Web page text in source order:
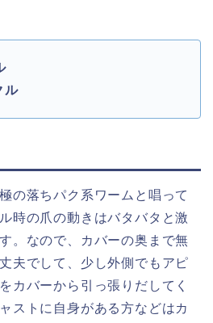
ル
の落ちパク系ワームと唱って
時の爪の動きはバタバタと激
。なので、カバーの奥まで無
夫でして、少し外側でもアピ
カバーから引っ張りだしてく
ストに自身がある方などはカ